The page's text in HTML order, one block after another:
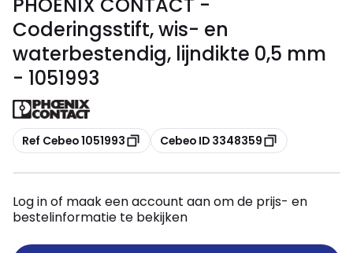
Coderingsstift, wis- en
waterbestendig, lijndikte 0,5 mm
- 1051993
Kopiëren
Ref Cebeo 1051993 Kopiëren
Cebeo ID 3348359
Log in of maak een account aan om de prijs- en
bestelinformatie te bekijken